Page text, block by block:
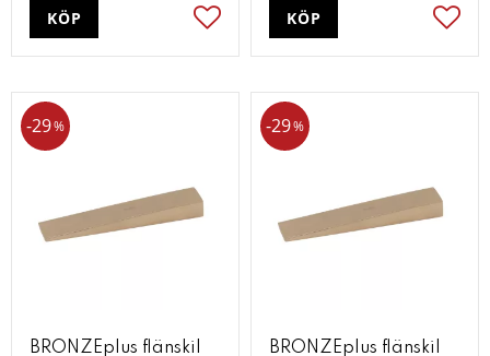
Lägg till i favoriter
KÖP KÖP
BRONZEplus flänskil
29%
BRONZEplus flänskil
29%